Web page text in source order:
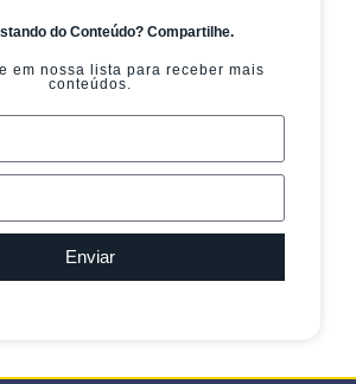
do Conteúdo? Compartilhe.
em nossa lista para receber mais
conteúdos.
Enviar